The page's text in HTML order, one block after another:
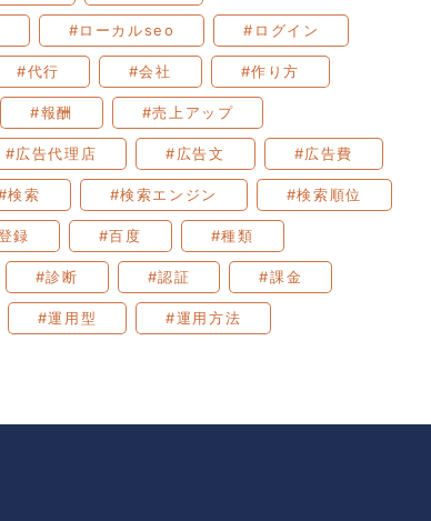
#ローカルseo #ログイン
#代行 #会社 #作り方
#報酬 #売上アップ
#広告代理店 #広告文 #広告費
検索 #検索エンジン #検索順位
録 #百度 #種類
#診断 #認証 #課金
#運用型 #運用方法